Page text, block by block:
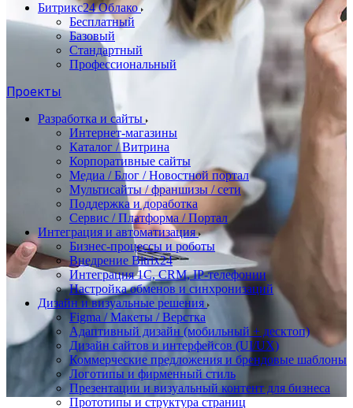
Битрикс24 Облако
Бесплатный
Базовый
Стандартный
Профессиональный
Проекты
Разработка и сайты
Интернет-магазины
Каталог / Витрина
Корпоративные сайты
Медиа / Блог / Новостной портал
Мультисайты / франшизы / сети
Поддержка и доработка
Сервис / Платформа / Портал
Интеграция и автоматизация
Бизнес-процессы и роботы
Внедрение Bitrix24
Интеграция 1С, CRM, IP-телефонии
Настройка обменов и синхронизаций
Дизайн и визуальные решения
Figma / Макеты / Верстка
Адаптивный дизайн (мобильный + десктоп)
Дизайн сайтов и интерфейсов (UI/UX)
Коммерческие предложения и брендовые шаблоны
Логотипы и фирменный стиль
Презентации и визуальный контент для бизнеса
Прототипы и структура страниц